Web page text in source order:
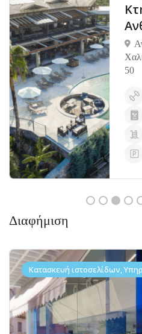
50
Διαφήμιση
Κατασκευή ιστοσελίδων,